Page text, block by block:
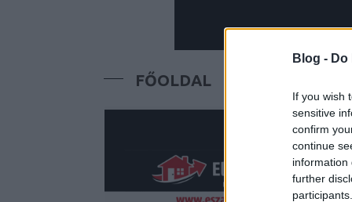
Blog -
If you wish
sensitive
confirm
continue
information
further
FŐOLDAL